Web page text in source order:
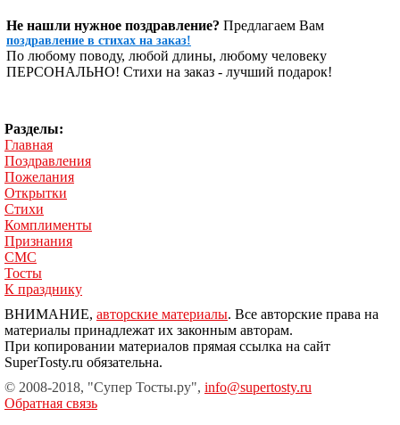
Не нашли нужное поздравление? Предлагаем Вам
поздравление в стихах на заказ!
По любому поводу, любой длины, любому человеку
ПЕРСОНАЛЬНО! Стихи на заказ - лучший подарок!
Разделы:
Главная
Поздравления
Пожелания
Открытки
Стихи
Комплименты
Признания
СМС
Тосты
К празднику
ВНИМАНИЕ, авторские материалы. Все авторские права на
материалы принадлежат их законным авторам.
При копировании материалов прямая ссылка на сайт
SuperTosty.ru обязательна.
© 2008-2018, "Супер Тосты.ру", info@supertosty.ru
Обратная связь